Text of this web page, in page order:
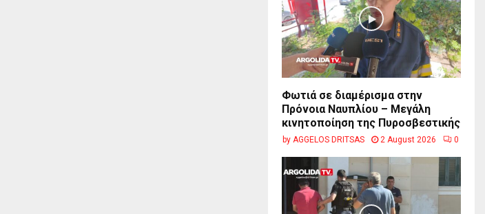
Φωτιά σε διαμέρισμα στην
Πρόνοια Ναυπλίου – Μεγάλη
κινητοποίηση της Πυροσβεστικής
by AGGELOS DRITSAS 2 August 2026 0